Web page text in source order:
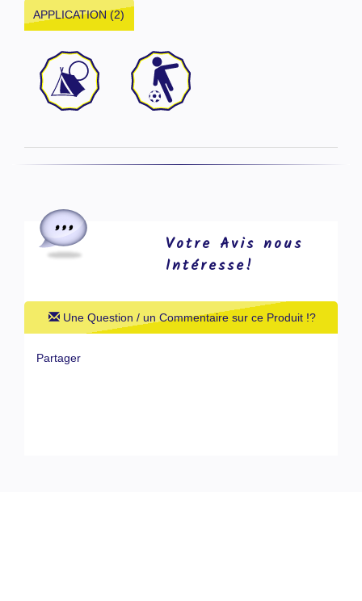
APPLICATION (2)
Votre Avis nous
Intéresse!
Une Question / un Commentaire sur ce Produit !?
Partager